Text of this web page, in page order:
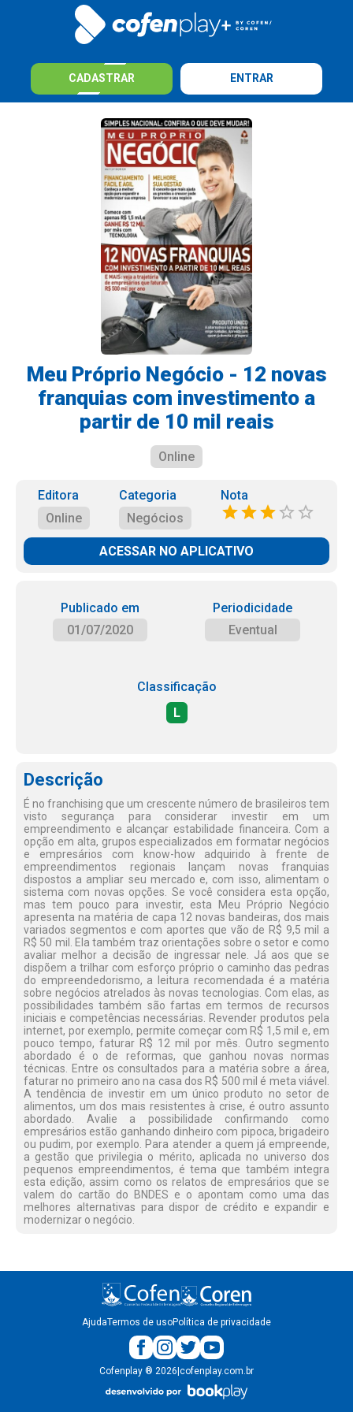
CADASTRAR ENTRAR
Meu Próprio Negócio - 12 novas
franquias com investimento a
partir de 10 mil reais
Online
Editora
Online
Categoria
Negócios
Nota
ACESSAR NO APLICATIVO
Publicado em
01/07/2020
Periodicidade
Eventual
Classificação
L
Descrição
É no franchising que um crescente número de brasileiros tem
visto segurança para considerar investir em um
empreendimento e alcançar estabilidade financeira. Com a
opção em alta, grupos especializados em formatar negócios
e empresários com know-how adquirido à frente de
empreendimentos regionais lançam novas franquias
dispostos a ampliar seu mercado e, com isso, alimentam o
sistema com novas opções. Se você considera esta opção,
mas tem pouco para investir, esta Meu Próprio Negócio
apresenta na matéria de capa 12 novas bandeiras, dos mais
variados segmentos e com aportes que vão de R$ 9,5 mil a
R$ 50 mil. Ela também traz orientações sobre o setor e como
avaliar melhor a decisão de ingressar nele. Já aos que se
dispõem a trilhar com esforço próprio o caminho das pedras
do empreendedorismo, a leitura recomendada é a matéria
sobre negócios atrelados às novas tecnologias. Com elas, as
possibilidades também são fartas em termos de recursos
iniciais e competências necessárias. Revender produtos pela
internet, por exemplo, permite começar com R$ 1,5 mil e, em
pouco tempo, faturar R$ 12 mil por mês. Outro segmento
abordado é o de reformas, que ganhou novas normas
técnicas. Entre os consultados para a matéria sobre a área,
faturar no primeiro ano na casa dos R$ 500 mil é meta viável.
A tendência de investir em um único produto no setor de
alimentos, um dos mais resistentes à crise, é outro assunto
abordado. Avalie a possibilidade confirmando como
empresários estão ganhando dinheiro com pipoca, brigadeiro
ou pudim, por exemplo. Para atender a quem já empreende,
a gestão que privilegia o mérito, aplicada no universo dos
pequenos empreendimentos, é tema que também integra
esta edição, assim como os relatos de empresários que se
valem do cartão do BNDES e o apontam como uma das
melhores alternativas para dispor de crédito e expandir e
modernizar o negócio.
AjudaTermos de usoPolítica de privacidade
Cofenplay ® 2026 cofenplay.com.br